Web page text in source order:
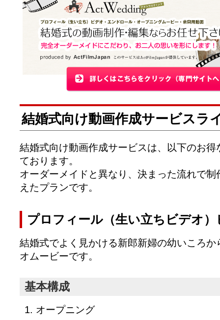
結婚式向け動画作成サービスラ
結婚式向け動画作成サービスは、以下のお
ております。
オーダーメイドと異なり、決まった流れで
えたプランです。
プロフィール（生い立ちビデオ）
結婚式でよく見かける新郎新婦の幼いころ
オムービーです。
基本構成
オープニング